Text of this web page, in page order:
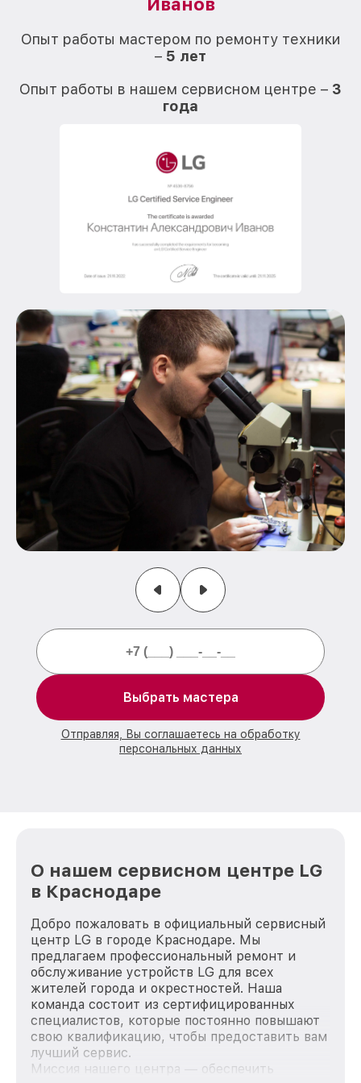
Опыт работы мастером по ремонту техники
– 5 лет
Опыт работы в нашем сервисном центре – 3
года
Выбрать мастера
Отправляя, Вы соглашаетесь на обработку
персональных данных
О нашем сервисном центре LG
в Краснодаре
Добро пожаловать в официальный сервисный
центр LG в городе Краснодаре. Мы
предлагаем профессиональный ремонт и
обслуживание устройств LG для всех
жителей города и окрестностей. Наша
команда состоит из сертифицированных
специалистов, которые постоянно повышают
свою квалификацию, чтобы предоставить вам
лучший сервис.
Миссия нашего центра — обеспечить